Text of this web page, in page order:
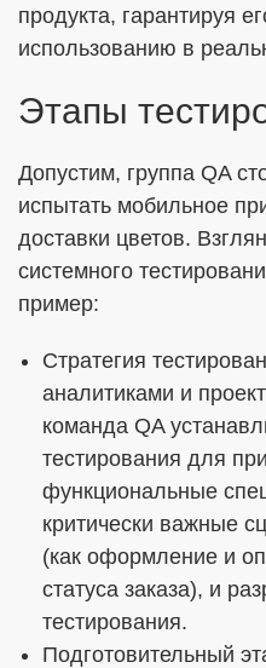
продукта, гарантируя
использованию в
Этапы
Допустим, группа QA
испытать мобильное
доставки цветов.
системного
пример:
Стратегия
аналитиками и
команда QA
тестирования для
функциональные
критически важные
(как оформление и
статуса заказа), и
тестирования.
Подготовительный